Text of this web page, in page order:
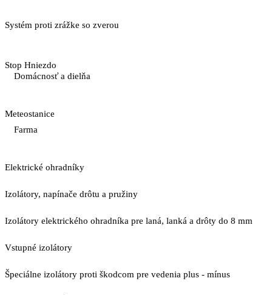
Systém proti zrážke so zverou
Stop Hniezdo
Domácnosť a dielňa
Meteostanice
Farma
Elektrické ohradníky
Izolátory, napínače drôtu a pružiny
Izolátory elektrického ohradníka pre laná, lanká a drôty do 8 mm
Vstupné izolátory
Špeciálne izolátory proti škodcom pre vedenia plus - mínus